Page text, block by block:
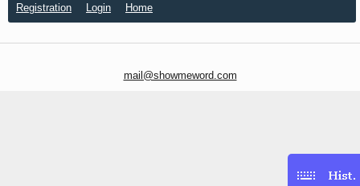
Registration Login Home
mail@showmeword.com